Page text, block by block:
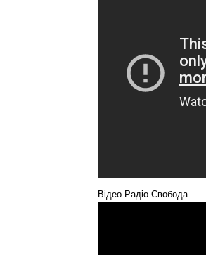
Відео Радіо Свобода